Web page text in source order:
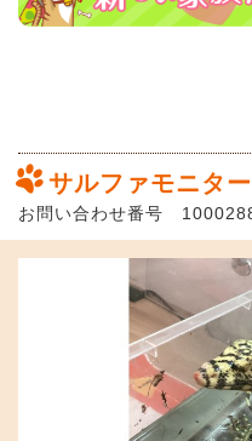
サルファモニター
お問い合わせ番号